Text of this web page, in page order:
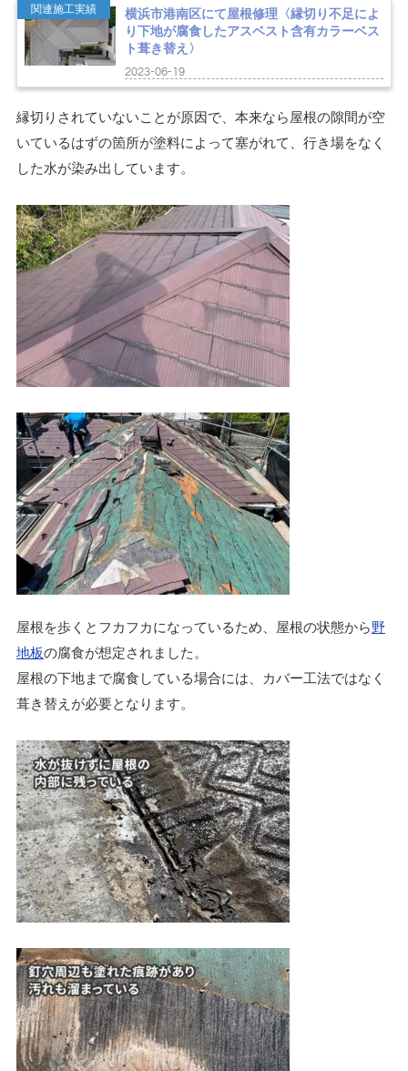
関連施工実績
横浜市港南区にて屋根修理〈縁切り不足によ
り下地が腐食したアスベスト含有カラーベス
ト葺き替え〉
2023-06-19
縁切りされていないことが原因で、本来なら屋根の隙間が空
いているはずの箇所が塗料によって塞がれて、行き場をなく
した水が染み出しています。
屋根を歩くとフカフカになっているため、屋根の状態から 野
地板の腐食が想定されました。
屋根の下地まで腐食している場合には、カバー工法ではなく
葺き替えが必要となります。